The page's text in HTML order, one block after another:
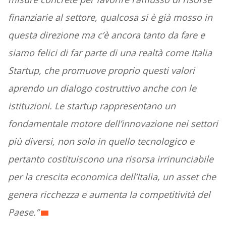
finanziarie al settore, qualcosa si è già mosso in
questa direzione ma c’è ancora tanto da fare e
siamo felici di far parte di una realtà come Italia
Startup, che promuove proprio questi valori
aprendo un dialogo costruttivo anche con le
istituzioni. Le startup rappresentano un
fondamentale motore dell’innovazione nei settori
più diversi, non solo in quello tecnologico e
pertanto costituiscono una risorsa irrinunciabile
per la crescita economica dell’Italia, un asset che
genera ricchezza e aumenta la competitività del
Paese.”